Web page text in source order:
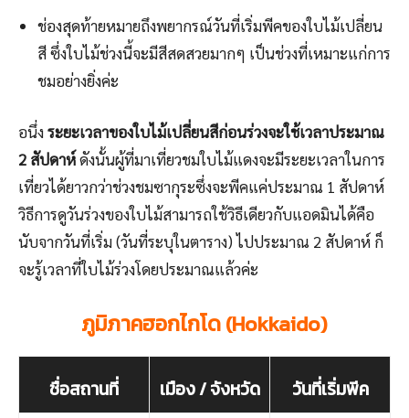
ช่องสุดท้ายหมายถึงพยากรณ์วันที่เริ่มพีคของใบไม้เปลี่ยน
สี ซึ่งใบไม้ช่วงนี้จะมีสีสดสวยมากๆ เป็นช่วงที่เหมาะแก่การ
ชมอย่างยิ่งค่ะ
อนึ่งระยะเวลาของใบไม้เปลี่ยนสีก่อนร่วงจะใช้เวลาประมาณ
2 สัปดาห์ดังนั้นผู้ที่มาเที่ยวชมใบไม้แดงจะมีระยะเวลาในการ
เที่ยวได้ยาวกว่าช่วงชมซากุระซึ่งจะพีคแค่ประมาณ 1 สัปดาห์
วิธีการดูวันร่วงของใบไม้สามารถใช้วิธีเดียวกับแอดมินได้คือ
นับจากวันที่เริ่ม (วันที่ระบุในตาราง) ไปประมาณ 2 สัปดาห์ ก็
จะรู้เวลาที่ใบไม้ร่วงโดยประมาณแล้วค่ะ
ภูมิภาคฮอกไกโด (Hokkaido)
ชื่อสถานที่ เมือง / จังหวัด วันที่เริ่มพีค